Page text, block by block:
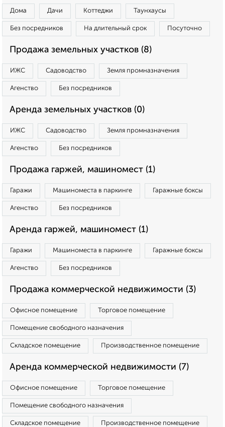
Дома Дачи Коттеджи Таунхаусы
Без посредников На длительный срок Посуточно
Продажа земельных участков (8)
ИЖС Садоводство Земля промназначения
Агенство Без посредников
Аренда земельных участков (0)
ИЖС Садоводство Земля промназначения
Агенство Без посредников
Продажа гаржей, машиномест (1)
Гаражи Машиноместа в паркинге Гаражные боксы
Агенство Без посредников
Аренда гаржей, машиномест (1)
Гаражи Машиноместа в паркинге Гаражные боксы
Агенство Без посредников
Продажа коммерческой недвижимости (3)
Офисное помещение Торговое помещение
Помещение свободного назначения
Складское помещение Производственное помещение
Аренда коммерческой недвижимости (7)
Офисное помещение Торговое помещение
Помещение свободного назначения
Складское помещение Производственное помещение